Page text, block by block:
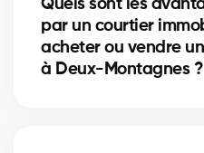
augmentent vos chances
motivés.
Quels sont les
par un courtier
acheter ou vendre
à Deux-Montagnes ?